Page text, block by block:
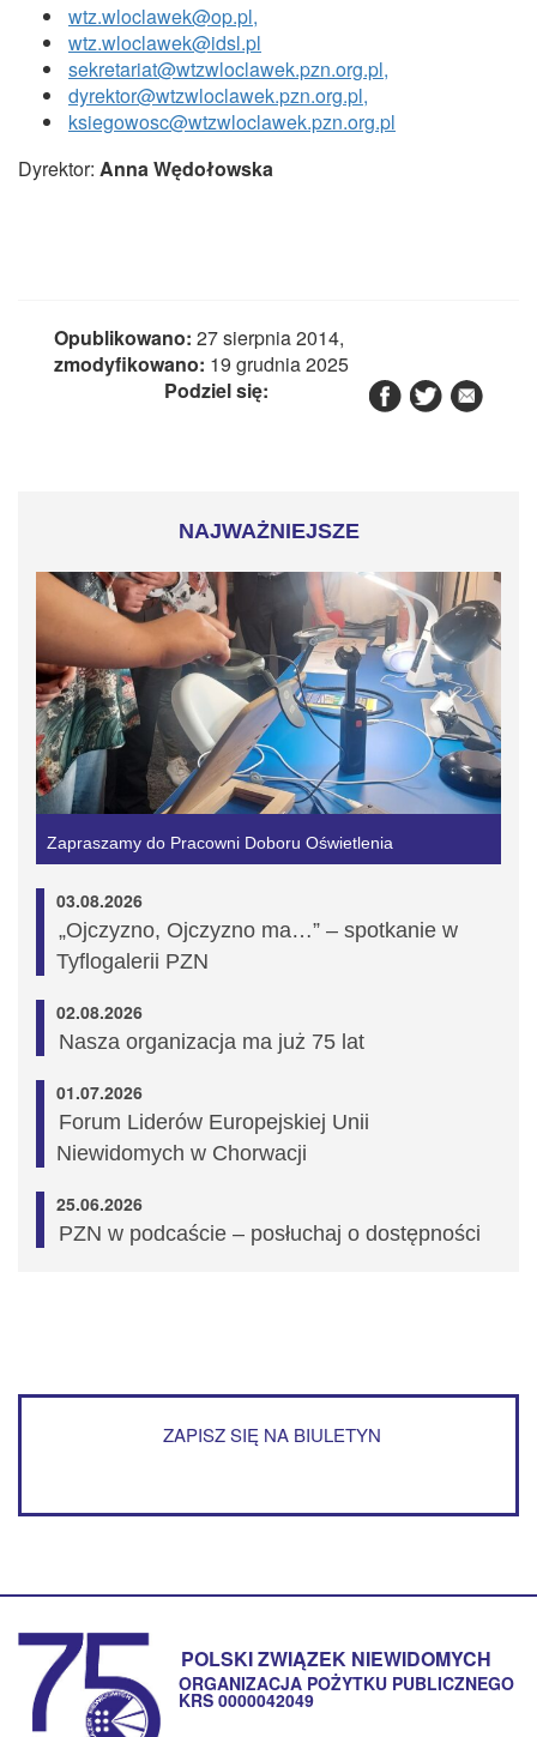
wtz.wloclawek@op.pl,
wtz.wloclawek@idsl.pl
sekretariat@wtzwloclawek.pzn.org.pl,
dyrektor@wtzwloclawek.pzn.org.pl,
ksiegowosc@wtzwloclawek.pzn.org.pl
Dyrektor: Anna Wędołowska
Opublikowano: 27 sierpnia 2014,
zmodyfikowano: 19 grudnia 2025
Podziel się:
NAJWAŻNIEJSZE
Zapraszamy do Pracowni Doboru Oświetlenia
03.08.2026
„Ojczyzno, Ojczyzno ma…” – spotkanie w
Tyflogalerii PZN
02.08.2026
Nasza organizacja ma już 75 lat
01.07.2026
Forum Liderów Europejskiej Unii
Niewidomych w Chorwacji
25.06.2026
PZN w podcaście – posłuchaj o dostępności
ZAPISZ SIĘ NA BIULETYN
POLSKI ZWIĄZEK NIEWIDOMYCH
ORGANIZACJA POŻYTKU PUBLICZNEGO
KRS 0000042049